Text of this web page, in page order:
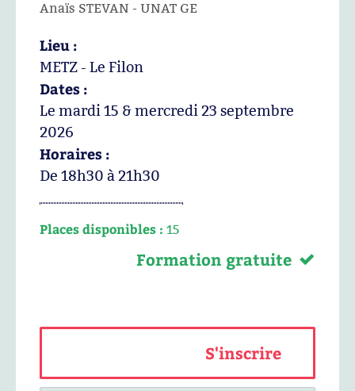
Anaïs STEVAN - UNAT GE
Lieu :
METZ - Le Filon
Dates :
Le mardi 15 & mercredi 23 septembre
2026
Horaires :
De 18h30 à 21h30
Places disponibles : 15
Formation gratuite
S'inscrire